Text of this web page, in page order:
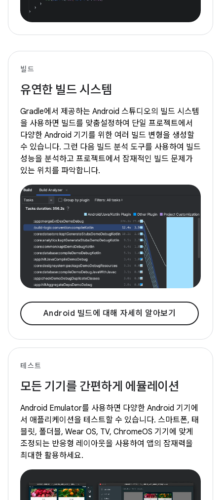
빌드
유연한 빌드 시스템
Gradle에서 제공하는 Android 스튜디오의 빌드 시스템
을 사용하면 빌드를 맞춤설정하여 단일 프로젝트에서
다양한 Android 기기를 위한 여러 빌드 변형을 생성할
수 있습니다. 그런 다음 빌드 분석 도구를 사용하여 빌드
성능을 분석하고 프로젝트에서 잠재적인 빌드 문제가
있는 위치를 파악합니다.
Android 빌드에 대해 자세히 알아보기
테스트
모든 기기를 간편하게 에뮬레이션
Android Emulator를 사용하면 다양한 Android 기기에
서 애플리케이션을 테스트할 수 있습니다. 스마트폰, 태
블릿, 폴더블, Wear OS, TV, ChromeOS 기기에 맞게
조정되는 반응형 레이아웃을 사용하여 앱의 잠재력을
최대한 활용하세요.